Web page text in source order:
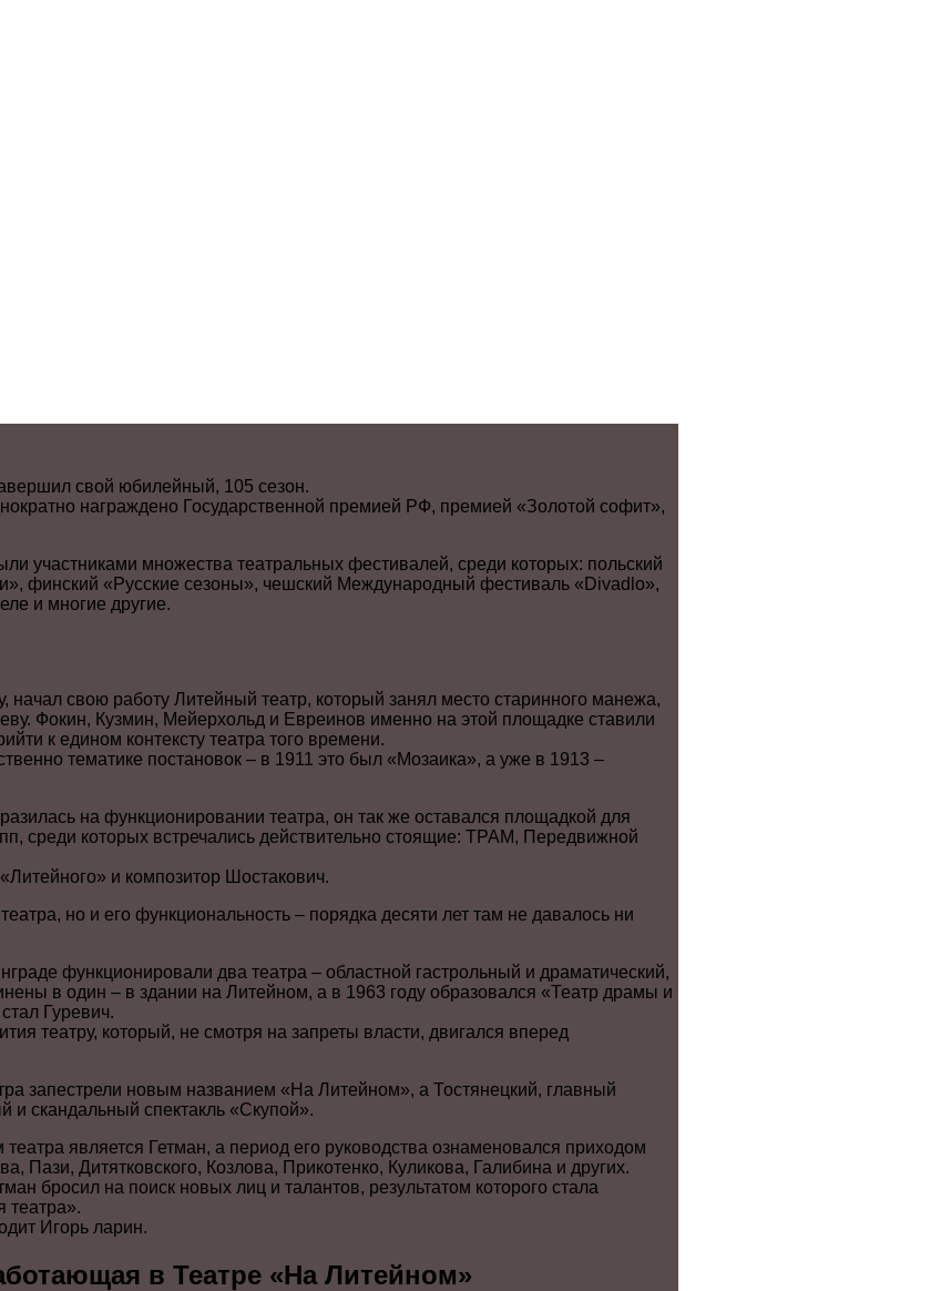
свой юбилейный, 105 сезон.
награждено Государственной премией РФ, премией «Золотой софит»,
участниками множества театральных фестивалей, среди которых: польский
финский «Русские сезоны», чешский Международный фестиваль «Divadlo»,
и многие другие.
начал свою работу Литейный театр, который занял место старинного манежа,
Фокин, Кузмин, Мейерхольд и Евреинов именно на этой площадке ставили
к едином контексту театра того времени.
тематике постановок – в 1911 это был «Мозаика», а уже в 1913 –
на функционировании театра, он так же оставался площадкой для
среди которых встречались действительно стоящие: ТРАМ, Передвижной
и композитор Шостакович.
но и его функциональность – порядка десяти лет там не давалось ни
функционировали два театра – областной гастрольный и драматический,
в один – в здании на Литейном, а в 1963 году образовался «Театр драмы и
Гуревич.
театру, который, не смотря на запреты власти, двигался вперед
запестрели новым названием «На Литейном», а Тостянецкий, главный
и скандальный спектакль «Скупой».
является Гетман, а период его руководства ознаменовался приходом
Пази, Дитятковского, Козлова, Прикотенко, Куликова, Галибина и других.
бросил на поиск новых лиц и талантов, результатом которого стала
театра».
Игорь ларин.
в Театре «На Литейном»